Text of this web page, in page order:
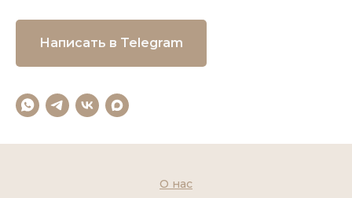
Написать в Telegram
О нас